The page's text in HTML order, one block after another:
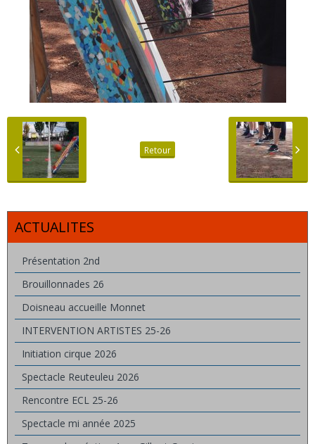
Retour
ACTUALITES
Présentation 2nd
Brouillonnades 26
Doisneau accueille Monnet
INTERVENTION ARTISTES 25-26
Initiation cirque 2026
Spectacle Reuteuleu 2026
Rencontre ECL 25-26
Spectacle mi année 2025